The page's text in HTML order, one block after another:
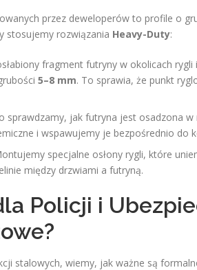
przez deweloperów to profile o
stosujemy rozwiązania Heavy-Duty:
fragment futryny w okolicach
5–8 mm. To sprawia, że punkt
sprawdzamy, jak futryna jest osadzona w
i wspawujemy je bezpośrednio do
specjalne osłony rygli, które
między drzwiami a futryną.
Policji i
stalowych, wiemy, jak ważne są